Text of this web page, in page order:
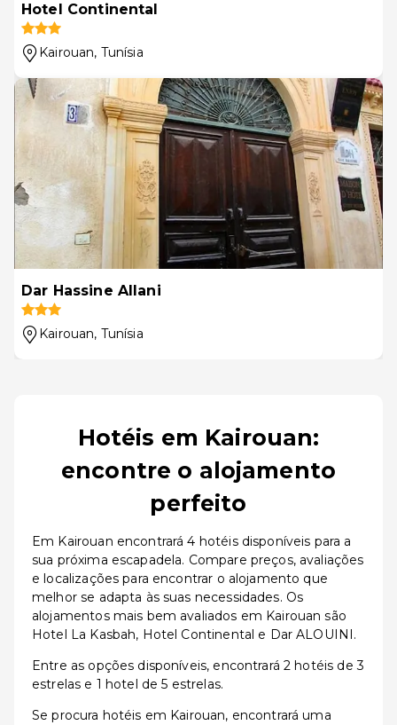
Hotel Continental
Kairouan, Tunísia
Dar Hassine Allani
Kairouan, Tunísia
Hotéis em Kairouan:
encontre o alojamento
perfeito
Em Kairouan encontrará 4 hotéis disponíveis para a
sua próxima escapadela. Compare preços, avaliações
e localizações para encontrar o alojamento que
melhor se adapta às suas necessidades. Os
alojamentos mais bem avaliados em Kairouan são
Hotel La Kasbah, Hotel Continental e Dar ALOUINI.
Entre as opções disponíveis, encontrará 2 hotéis de 3
estrelas e 1 hotel de 5 estrelas.
Se procura hotéis em Kairouan, encontrará uma